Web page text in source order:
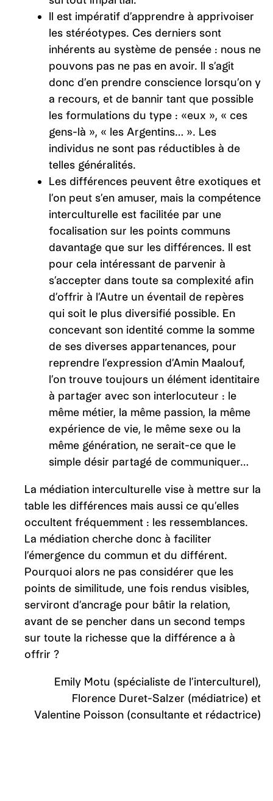
Il est impératif d’apprendre à apprivoiser
les stéréotypes. Ces derniers sont
inhérents au système de pensée : nous ne
pouvons pas ne pas en avoir. Il s’agit
donc d’en prendre conscience lorsqu’on y
a recours, et de bannir tant que possible
les formulations du type : «eux », « ces
gens-là », « les Argentins… ». Les
individus ne sont pas réductibles à de
telles généralités.
Les différences peuvent être exotiques et
l’on peut s’en amuser, mais la compétence
interculturelle est facilitée par une
focalisation sur les points communs
davantage que sur les différences. Il est
pour cela intéressant de parvenir à
s’accepter dans toute sa complexité afin
d’offrir à l’Autre un éventail de repères
qui soit le plus diversifié possible. En
concevant son identité comme la somme
de ses diverses appartenances, pour
reprendre l’expression d’Amin Maalouf,
l’on trouve toujours un élément identitaire
à partager avec son interlocuteur : le
même métier, la même passion, la même
expérience de vie, le même sexe ou la
même génération, ne serait-ce que le
simple désir partagé de communiquer…
La médiation interculturelle vise à mettre sur la
table les différences mais aussi ce qu’elles
occultent fréquemment : les ressemblances.
La médiation cherche donc à faciliter
l’émergence du commun et du différent.
Pourquoi alors ne pas considérer que les
points de similitude, une fois rendus visibles,
serviront d’ancrage pour bâtir la relation,
avant de se pencher dans un second temps
sur toute la richesse que la différence a à
offrir ?
Emily Motu (spécialiste de l’interculturel),
Florence Duret-Salzer (médiatrice) et
Valentine Poisson (consultante et rédactrice)